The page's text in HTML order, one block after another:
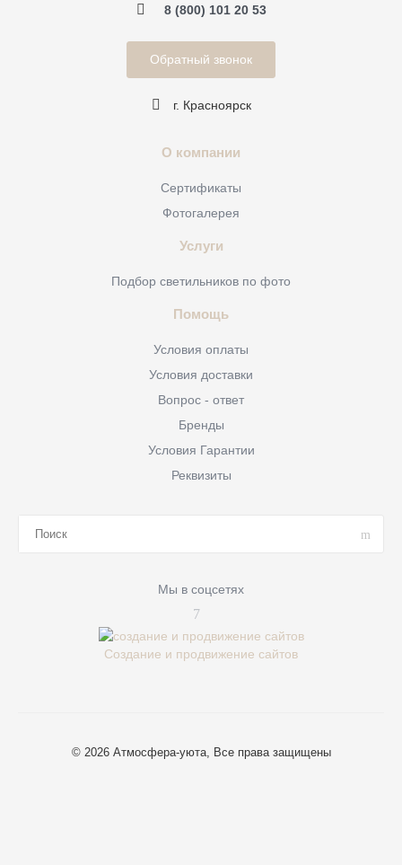
8 (800) 101 20 53
Обратный звонок
г. Красноярск
О компании
Сертификаты
Фотогалерея
Услуги
Подбор светильников по фото
Помощь
Условия оплаты
Условия доставки
Вопрос - ответ
Бренды
Условия Гарантии
Реквизиты
Мы в соцсетях
Создание и продвижение сайтов
© 2026 Атмосфера-уюта, Все права защищены